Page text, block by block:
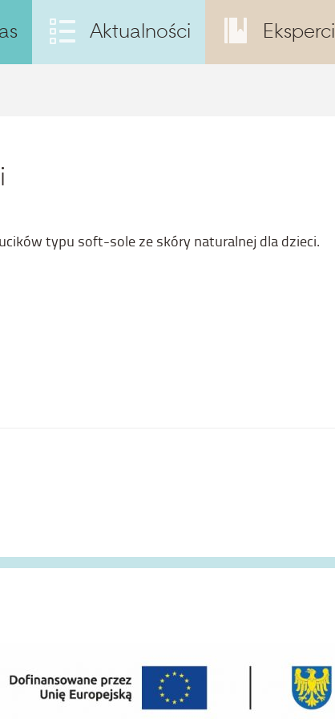
Aktualności Eksperci
typu soft-sole ze skóry naturalnej dla dzieci.